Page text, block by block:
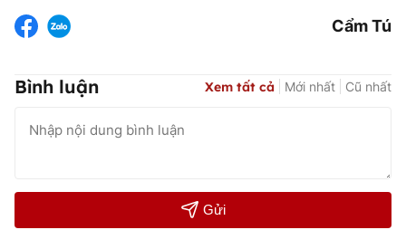
Cẩm Tú
Bình luận Xem tất cả Mới nhất Cũ nhất
Gửi